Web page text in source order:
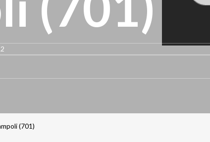
(701)